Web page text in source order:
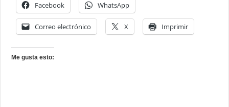
Facebook WhatsApp
Correo electrónico X Imprimir
Me gusta esto: